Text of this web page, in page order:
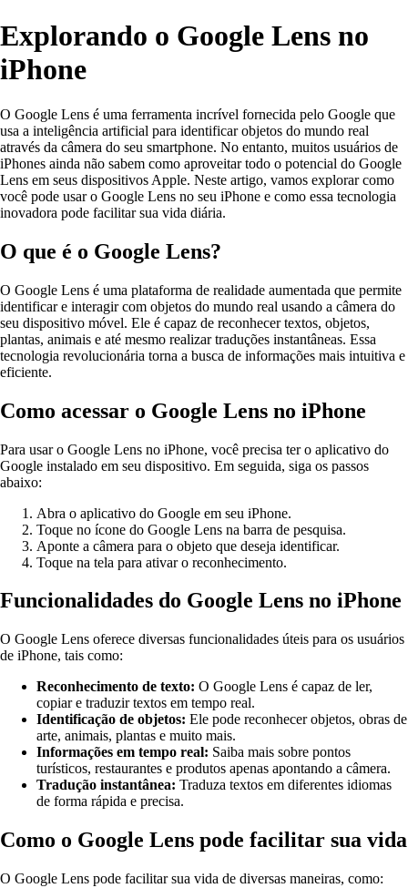
Explorando o Google Lens no
iPhone
O Google Lens é uma ferramenta incrível fornecida pelo Google que
usa a inteligência artificial para identificar objetos do mundo real
através da câmera do seu smartphone. No entanto, muitos usuários de
iPhones ainda não sabem como aproveitar todo o potencial do Google
Lens em seus dispositivos Apple. Neste artigo, vamos explorar como
você pode usar o Google Lens no seu iPhone e como essa tecnologia
inovadora pode facilitar sua vida diária.
O que é o Google Lens?
O Google Lens é uma plataforma de realidade aumentada que permite
identificar e interagir com objetos do mundo real usando a câmera do
seu dispositivo móvel. Ele é capaz de reconhecer textos, objetos,
plantas, animais e até mesmo realizar traduções instantâneas. Essa
tecnologia revolucionária torna a busca de informações mais intuitiva e
eficiente.
Como acessar o Google Lens no iPhone
Para usar o Google Lens no iPhone, você precisa ter o aplicativo do
Google instalado em seu dispositivo. Em seguida, siga os passos
abaixo:
Abra o aplicativo do Google em seu iPhone.
Toque no ícone do Google Lens na barra de pesquisa.
Aponte a câmera para o objeto que deseja identificar.
Toque na tela para ativar o reconhecimento.
Funcionalidades do Google Lens no iPhone
O Google Lens oferece diversas funcionalidades úteis para os usuários
de iPhone, tais como:
Reconhecimento de texto: O Google Lens é capaz de ler,
copiar e traduzir textos em tempo real.
Identificação de objetos: Ele pode reconhecer objetos, obras de
arte, animais, plantas e muito mais.
Informações em tempo real: Saiba mais sobre pontos
turísticos, restaurantes e produtos apenas apontando a câmera.
Tradução instantânea: Traduza textos em diferentes idiomas
de forma rápida e precisa.
Como o Google Lens pode facilitar sua vida
O Google Lens pode facilitar sua vida de diversas maneiras, como: